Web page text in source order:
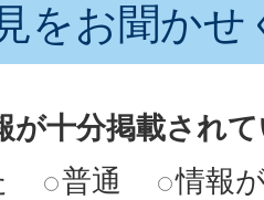
をお聞かせ
が十分掲載され
普通 情報